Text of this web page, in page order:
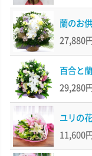
蘭のお
27,880
百合と
29,280
ユリの
11,600